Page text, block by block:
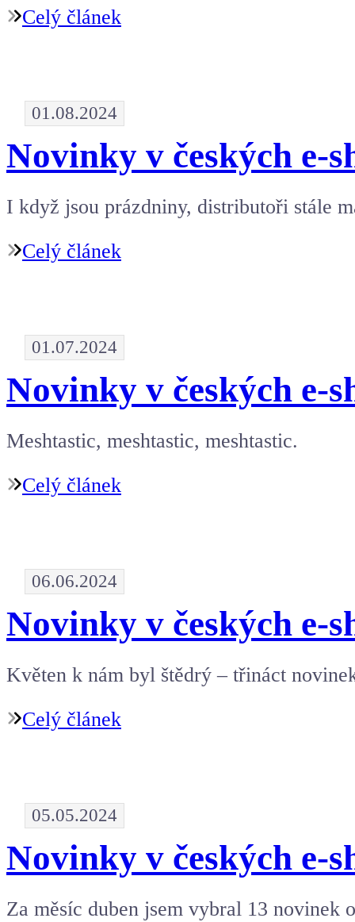
Celý článek
01.08.2024
Novinky v českých e-
I když jsou prázdniny, distributoři stále
Celý článek
01.07.2024
Novinky v českých e-
Meshtastic, meshtastic, meshtastic.
Celý článek
06.06.2024
Novinky v českých e-
Květen k nám byl štědrý – třináct
Celý článek
05.05.2024
Novinky v českých e-
Za měsíc duben jsem vybral 13 novinek